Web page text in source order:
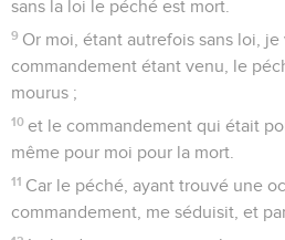
sans la loi le péché est mort.
9 Or moi, étant autrefois sans loi, je
commandement étant venu, le
mourus ;
10 et le commandement qui était
même pour moi pour la mort.
11 Car le péché, ayant trouvé une
commandement, me séduisit, et